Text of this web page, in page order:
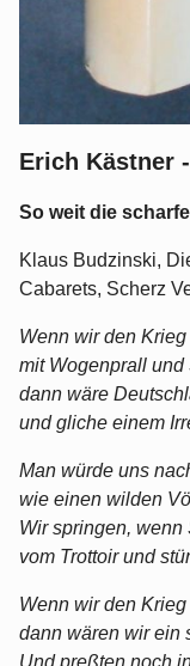
Erich Kästner
So weit die
Klaus Budzinski,
Cabarets, Scherz
Wenn wir den
mit Wogenprall und
dann wäre
und gliche einem
Man würde uns
wie einen wilden
Wir springen, wenn
vom Trottoir und
Wenn wir den
dann wären wir ein
Und preßten noch